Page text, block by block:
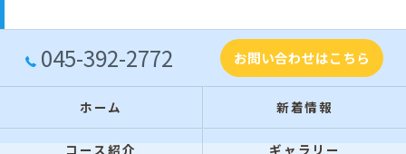
045-392-2772 お問い合わせはこちら
ホーム 新着情報
コース紹介 ギャラリー